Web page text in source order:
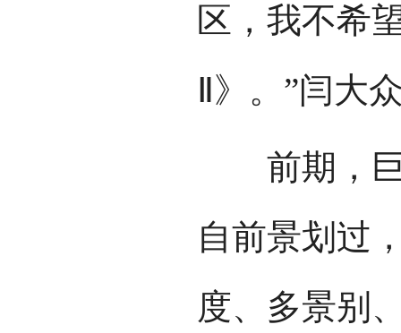
区，我不希
Ⅱ》。”闫大
前期，巨
自前景划过
度、多景别